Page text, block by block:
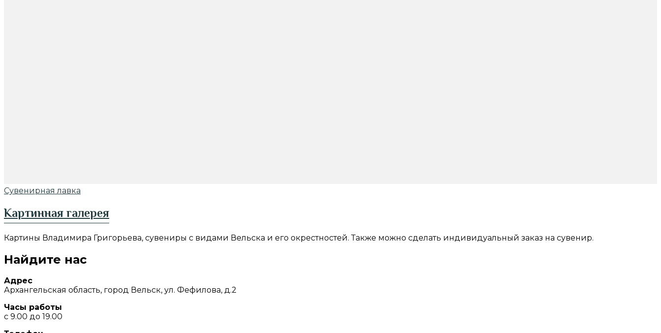
Сувенирная лавка
Картинная галерея
Картины Владимира Григорьева, сувениры с видами Вельска и его окрестностей. Также можно сделать индивидуальный заказ на сувенир.
Найдите нас
Адрес
Архангельская область, город Вельск, ул. Фефилова, д.2
Часы работы
с 9.00 до 19.00